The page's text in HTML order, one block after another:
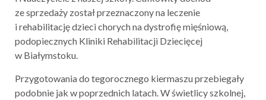
ze sprzedaży został przeznaczony na leczenie
i rehabilitację dzieci chorych na dystrofię mięśniową,
podopiecznych Kliniki Rehabilitacji Dziecięcej
w Białymstoku.
Przygotowania do tegorocznego kiermaszu przebiegały
podobnie jak w poprzednich latach. W świetlicy szkolnej,